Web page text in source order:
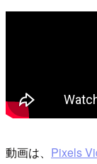
動画は、 Pixels